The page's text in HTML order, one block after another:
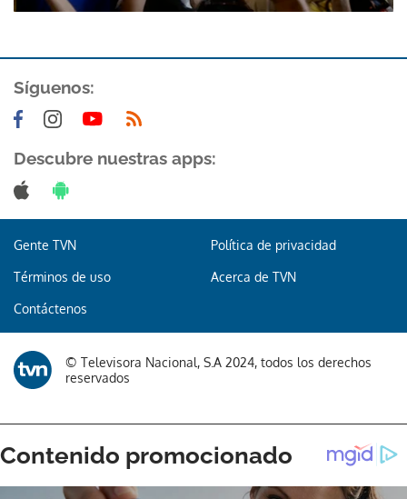
Síguenos:
Descubre nuestras apps:
Gente TVN Política de privacidad
Términos de uso Acerca de TVN
Contáctenos
© Televisora Nacional, S.A 2024, todos los derechos
reservados